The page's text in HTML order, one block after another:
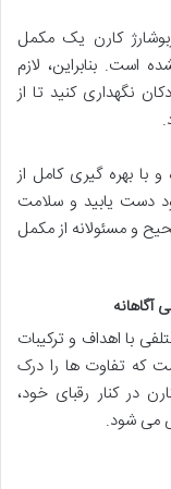
کارن یک مکمل
بنابراین، لازم
نگهداری کنید تا از
با بهره گیری کامل از
دست یابید و سلامت
و مسئولانه از مکمل
آگاهانه
با اهداف و ترکیبات
که تفاوت ها را درک
در کنار رقبای خود،
می شود.